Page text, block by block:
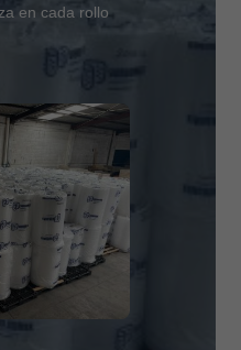
en cada rollo